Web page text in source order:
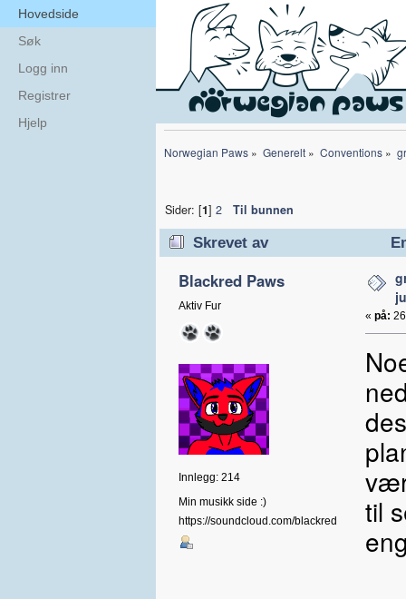
Hovedside
Søk
Logg inn
Registrer
Hjelp
Norwegian Paws » Generelt» Conventions»
Sider: [1] 2 Til bunnen
Skrevet av
Blackred Paws
Aktiv Fur
Innlegg: 214
Min musikk side :)
https://soundcloud.com/blackred
« på:
til